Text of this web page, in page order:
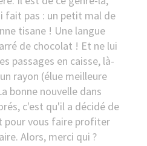
fait pas : un petit mal de
tisane ! Une langue
de chocolat ! Et ne lui
passages en caisse, là-
rayon (élue meilleure
bonne nouvelle dans
c'est qu'il a décidé de
pour vous faire profiter
Alors, merci qui ?